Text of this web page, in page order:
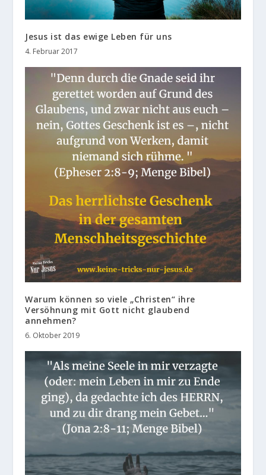
Jesus ist das ewige Leben für uns
4. Februar 2017
Warum können so viele „Christen“ ihre
Versöhnung mit Gott nicht glaubend
annehmen?
6. Oktober 2019